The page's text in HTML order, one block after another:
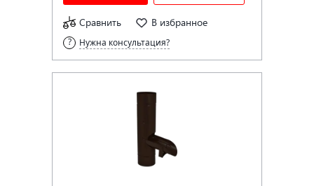
Сравнить В избранное
Нужна консультация?